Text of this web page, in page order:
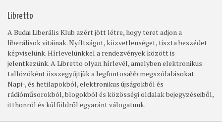
Libretto
A Budai Liberális Klub azért jött létre, hogy teret adjon a
liberálisok vitáinak. Nyíltságot, közvetlenséget, tiszta beszédet
képviselünk. Hírlevelünkkel a rendezvények között is
jelentkezünk. A Libretto olyan hírlevél, amelyben elektronikus
tallózóként összegyűjtjük a legfontosabb megszólalásokat.
Napi-, és hetilapokból, elektronikus újságokból és
rádióműsorokból, blogokból és közösségi oldalak bejegyzéseiből,
itthonról és külföldről egyaránt válogatunk.